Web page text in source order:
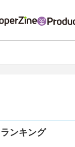
ンキング